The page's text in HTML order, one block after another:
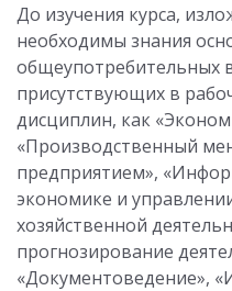
До изучения курса,
необходимы знания
общеупотребительных
присутствующих в
дисциплин, как
«Производственный
предприятием»,
экономике и
хозяйственной
прогнозирование
«Документоведение»,